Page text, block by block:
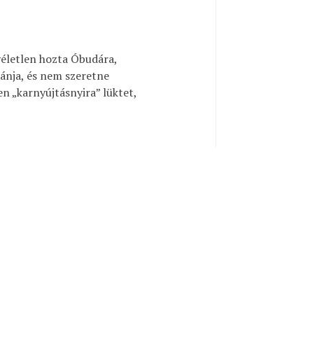
hozta Óbudára,
és nem szeretne
„karnyújtásnyira” lüktet,